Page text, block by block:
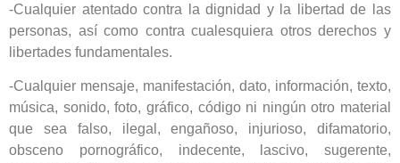
-Cualquier atentado contra la dignidad y la libertad de las
personas, así como contra cualesquiera otros derechos y
libertades fundamentales.
-Cualquier mensaje, manifestación, dato, información, texto,
música, sonido, foto, gráfico, código ni ningún otro material
que sea falso, ilegal, engañoso, injurioso, difamatorio,
obsceno pornográfico, indecente, lascivo, sugerente,